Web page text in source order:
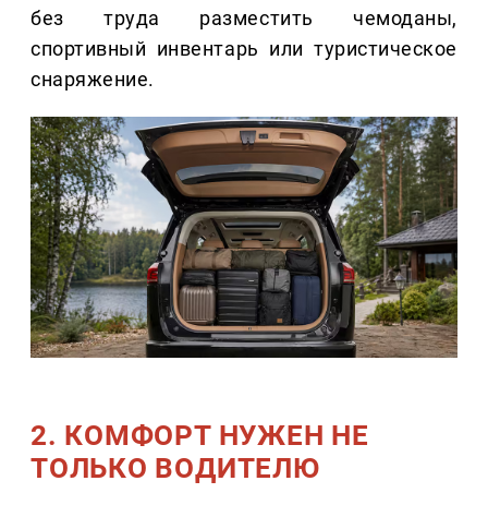
без труда разместить чемоданы,
спортивный инвентарь или туристическое
снаряжение.
2. КОМФОРТ НУЖЕН НЕ
ТОЛЬКО ВОДИТЕЛЮ